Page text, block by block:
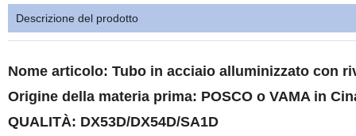
Descrizione del prodotto
Nome articolo: Tubo in acciaio alluminizzato con
Origine della materia prima: POSCO o VAMA in
QUALITÀ: DX53D/DX54D/SA1D